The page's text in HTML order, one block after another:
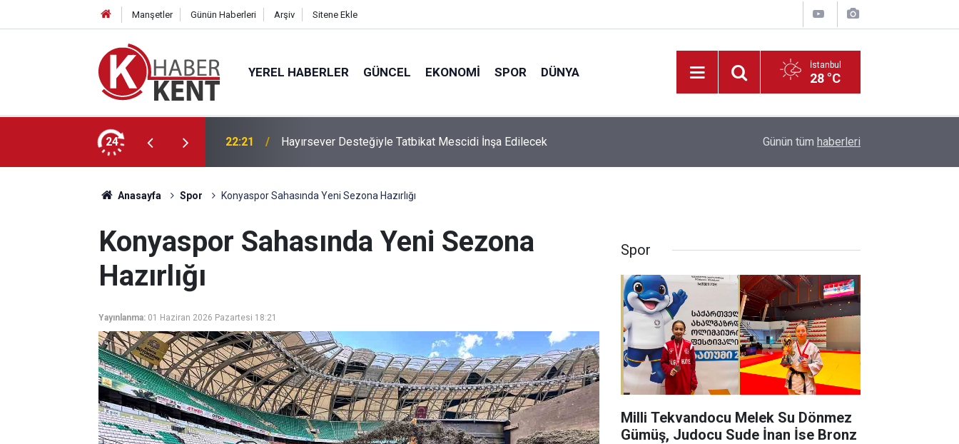
Manşetler Günün Haberleri Arşiv Sitene Ekle
YEREL HABERLER GÜNCEL EKONOMI SPOR DÜNYA İstanbul
28 °C
24 22:21 Hayırsever Desteğiyle Tatbikat Mescidi İnşa Edilecek Müdür Yiğit’ten, Tadilatı Devam Eden Okullara
Günün tüm haberleri
Anasayfa Spor Konyaspor Sahasında Yeni Sezona Hazırlığı
Konyaspor Sahasında Yeni Sezona
Hazırlığı
Yayınlanma: 01 Haziran 2026 Pazartesi 18:21
Spor
Milli Tekvandocu Melek Su Dönmez
Gümüş, Judocu Sude İnan İse Bronz